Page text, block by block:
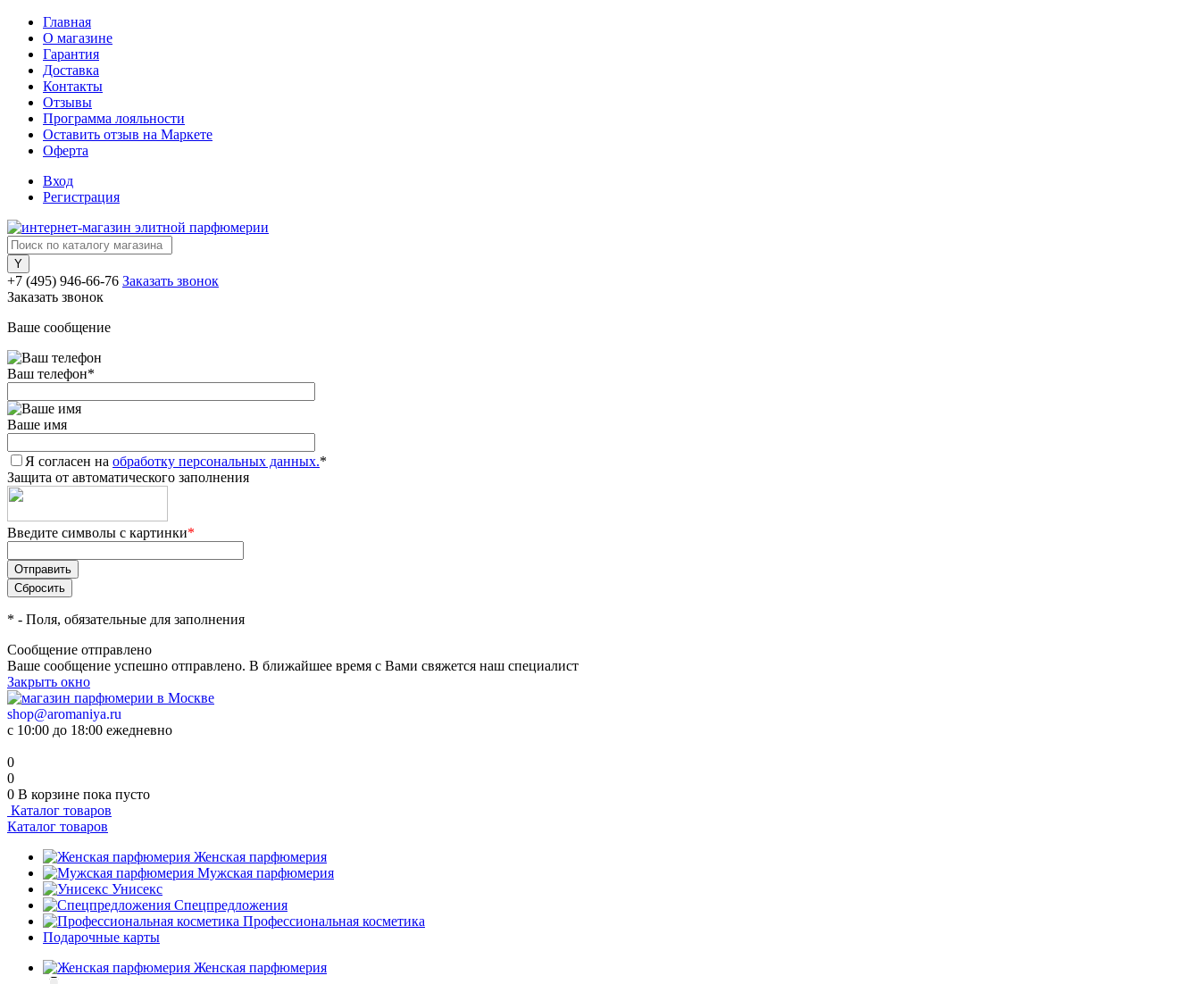
Главная
О магазине
Гарантия
Доставка
Контакты
Отзывы
Программа лояльности
Оставить отзыв на Маркете
Оферта
Вход
Регистрация
+7 (495) 946-66-76 Заказать звонок
Заказать звонок
Ваше сообщение
Ваш телефон*
Ваше имя
Я согласен на обработку персональных данных.*
Защита от автоматического заполнения
Введите символы с картинки*
* - Поля, обязательные для заполнения
Сообщение отправлено
Ваше сообщение успешно отправлено. В ближайшее время с Вами свяжется наш специалист
Закрыть окно
shop@aromaniya.ru
с 10:00 до 18:00 ежедневно
0
0
0 В корзине пока пусто
Каталог товаров
Каталог товаров
Женская парфюмерия
Мужская парфюмерия
Унисекс
Спецпредложения
Профессиональная косметика
Подарочные карты
Женская парфюмерия